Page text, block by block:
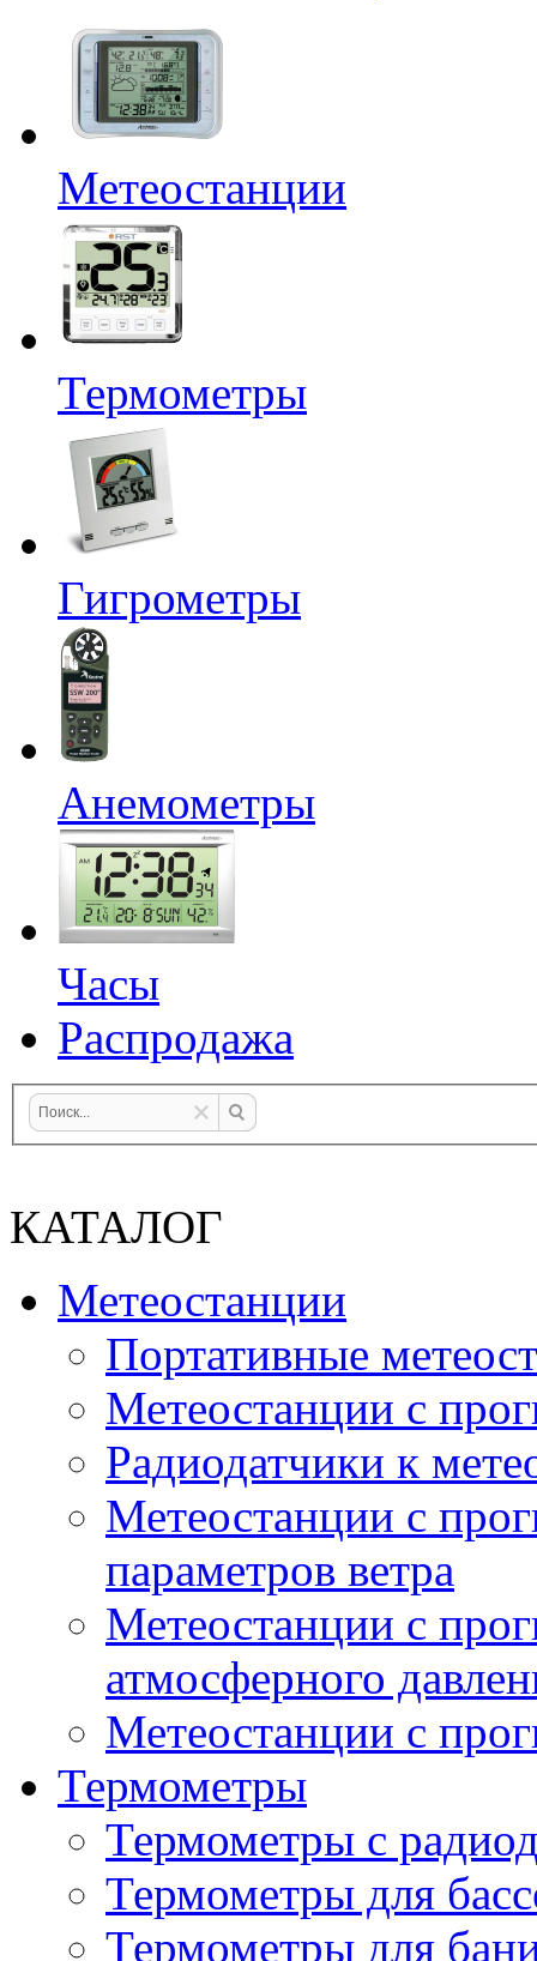
Метеостанции
Термометры
Гигрометры
Анемометры
Часы
Распродажа
КАТАЛОГ
Метеостанции
Портативные
Метеостанции с
Радиодатчики к
Метеостанции с
параметров ветра
Метеостанции с
атмосферного
Метеостанции с
Термометры
Термометры с
Термометры для
Термометры для